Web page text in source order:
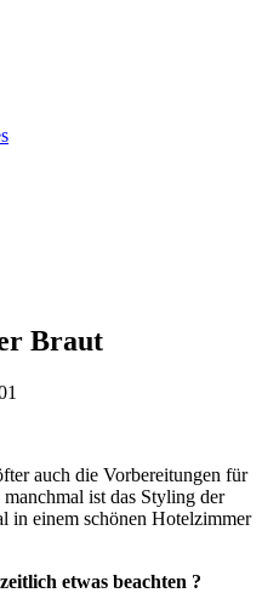
Braut
auch die Vorbereitungen für
ist das Styling der
in einem schönen Hotelzimmer
etwas beachten ?